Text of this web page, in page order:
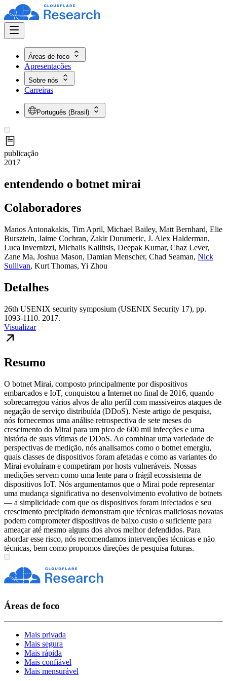
Áreas de foco
Apresentações
Sobre nós
Carreiras
Português (Brasil)
publicação
2017
entendendo o botnet mirai
Colaboradores
Manos Antonakakis, Tim April, Michael Bailey, Matt Bernhard, Elie
Bursztein, Jaime Cochran, Zakir Durumeric, J. Alex Halderman,
Luca Invernizzi, Michalis Kallitsis, Deepak Kumar, Chaz Lever,
Zane Ma, Joshua Mason, Damian Menscher, Chad Seaman, Nick
Sullivan, Kurt Thomas, Yi Zhou
Detalhes
26th USENIX security symposium (USENIX Security 17), pp.
1093-1110. 2017.
Visualizar
Resumo
O botnet Mirai, composto principalmente por dispositivos
embarcados e IoT, conquistou a Internet no final de 2016, quando
sobrecarregou vários alvos de alto perfil com massiveiros ataques de
negação de serviço distribuída (DDoS). Neste artigo de pesquisa,
nós fornecemos uma análise retrospectiva de sete meses do
crescimento do Mirai para um pico de 600 mil infecções e uma
história de suas vítimas de DDoS. Ao combinar uma variedade de
perspectivas de medição, nós analisamos como o botnet emergiu,
quais classes de dispositivos foram afetadas e como as variantes do
Mirai evoluíram e competiram por hosts vulneráveis. Nossas
medições servem como uma lente para o frágil ecossistema de
dispositivos IoT. Nós argumentamos que o Mirai pode representar
uma mudança significativa no desenvolvimento evolutivo de botnets
— a simplicidade com que os dispositivos foram infectados e seu
crescimento precipitado demonstram que técnicas maliciosas novatas
podem comprometer dispositivos de baixo custo o suficiente para
ameaçar até mesmo alguns dos alvos melhor defendidos. Para
abordar esse risco, nós recomendamos intervenções técnicas e não
técnicas, bem como propomos direções de pesquisa futuras.
Áreas de foco
Mais privada
Mais segura
Mais rápida
Mais confiável
Mais mensurável